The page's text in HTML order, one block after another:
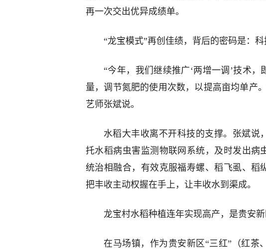
再一次交出优异成绩单。
“龙宝模式”再创佳绩，背后的密码是：科
“今年，我们继续推广‘两增一调’技术
量，调节氮肥的使用次数，以提高亩均单产
艺师张斌说。
水稻大丰收离不开科技的支撑。张斌说
托水稻病虫害监测物联网系统，及时发出病
统治相融合，有效克服福寿螺、稻飞虱、稻
把丰收主动权握在手上，让丰收水到渠成。
龙宝村水稻种植连年实现高产，是贵安
在马场镇，作为贵安新区“三红”（红茶